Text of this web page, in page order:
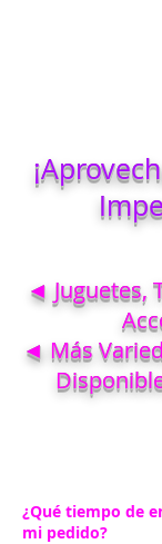
◄ Juguetes,
◄ Más
¿Qué tiempo de
mi pedido?